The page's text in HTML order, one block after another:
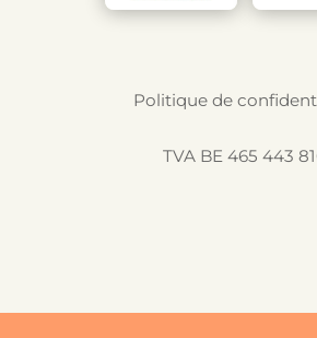
Politique de
TVA BE 465 443